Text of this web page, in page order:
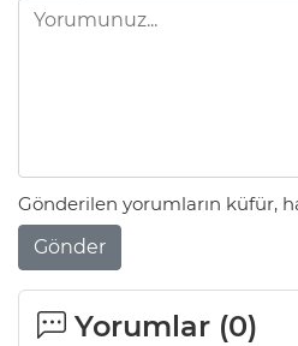
Gönderilen yorumların küfür,
Gönder
Yorumlar (0)